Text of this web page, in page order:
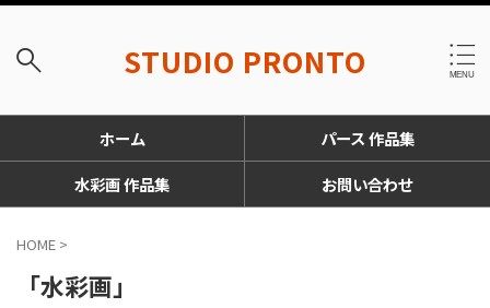
STUDIO PRONTO
ホーム
パース 作品集
水彩画 作品集
お問い合わせ
HOME >
「水彩画」